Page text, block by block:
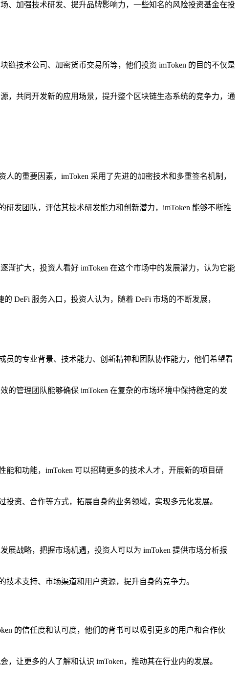
、加强技术研发、提升品牌影响力，一些知名的风险投资基金在投
链技术公司、加密货币交易所等，他们投资 imToken 的目的不仅是
，共同开发新的应用场景，提升整个区块链生态系统的竞争力，通
的重要因素，imToken 采用了先进的加密技术和多重签名机制，
发团队，评估其技术研发能力和创新潜力，imToken 能够不断推
扩大，投资人看好 imToken 在这个市场中的发展潜力，认为它能
DeFi 服务入口，投资人认为，随着 DeFi 市场的不断发展，
员的专业背景、技术能力、创新精神和团队协作能力，他们希望看
的管理团队能够确保 imToken 在复杂的市场环境中保持稳定的发
和功能，imToken 可以招聘更多的技术人才，开展新的项目研
资、合作等方式，拓展自身的业务领域，实现多元化发展。
展战略，把握市场机遇，投资人可以为 imToken 提供市场分析报
术支持、市场渠道和用户资源，提升自身的竞争力。
的信任度和认可度，他们的背书可以吸引更多的用户和合作伙
让更多的人了解和认识 imToken，推动其在行业内的发展。